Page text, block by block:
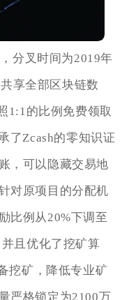
分叉时间为2019年
享全部区块链数
1:1的比例免费领取
了Zcash的零知识证
，可以隐藏交易地
对原项目的分配机
比例从20%下调至
且优化了挖矿算
挖矿，降低专业矿
严格锁定为2100万